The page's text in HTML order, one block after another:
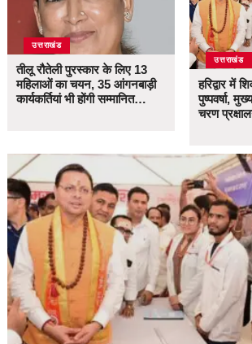
उत्तराखंड
तीलू रौतेली पुरस्कार के लिए 13
महिलाओं का चयन, 35 आंगनबाड़ी
कार्यकर्तियां भी होंगी सम्मानित…
उत्तराखंड
हरिद्वार में
पुष्पवर्षा,
चरण